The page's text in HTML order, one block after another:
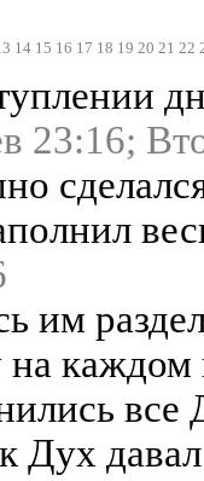
14 15 16 17 18 19 20 21 22
23:16;
им
каждом
все
Дух